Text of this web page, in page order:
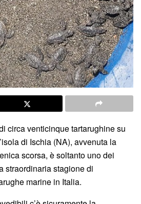
circa venticinque tartarughine su
di Ischia (NA), avvenuta la
scorsa, è soltanto uno dei
straordinaria stagione di
marine in Italia.